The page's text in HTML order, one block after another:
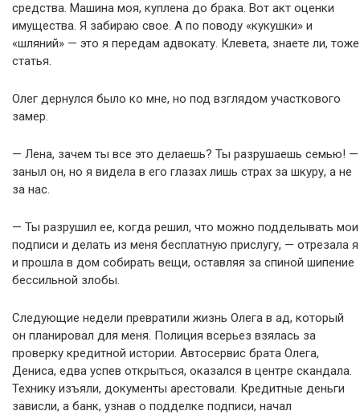
средства. Машина моя, куплена до брака. Вот акт оценки
имущества. Я забираю свое. А по поводу «кукушки» и
«шляний» — это я передам адвокату. Клевета, знаете ли, тоже
статья.
Олег дернулся было ко мне, но под взглядом участкового
замер.
— Лена, зачем ты все это делаешь? Ты разрушаешь семью! —
заныл он, но я видела в его глазах лишь страх за шкуру, а не
за нас.
— Ты разрушил ее, когда решил, что можно подделывать мои
подписи и делать из меня бесплатную прислугу, — отрезала я
и прошла в дом собирать вещи, оставляя за спиной шипение
бессильной злобы.
Следующие недели превратили жизнь Олега в ад, который
он планировал для меня. Полиция всерьез взялась за
проверку кредитной истории. Автосервис брата Олега,
Дениса, едва успев открыться, оказался в центре скандала.
Технику изъяли, документы арестовали. Кредитные деньги
зависли, а банк, узнав о подделке подписи, начал